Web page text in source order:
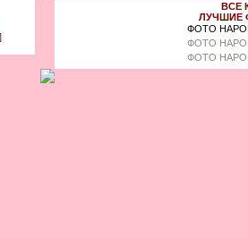
]
ВСЕ
ЛУЧШИЕ
ФОТО
ФОТО
ФОТО